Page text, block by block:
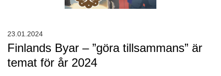
Finlands Byar – ”göra tillsammans” är
temat för år 2024
23.01.2024